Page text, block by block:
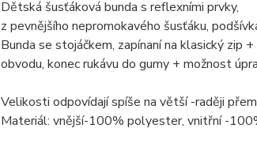
Dětská šusťáková bunda s reflexními prvky,
z pevnějšího nepromokavého šusťáku,
Bunda se stojáčkem, zapínaní na klasický zip
obvodu, konec rukávu do gumy + možnost
Velikosti odpovídají spíše na větší -raději
Materiál: vnější-100% polyester, vnitřní -